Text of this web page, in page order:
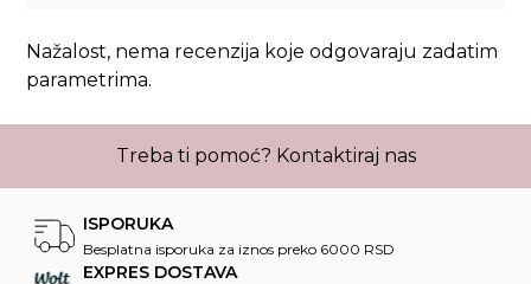
Nažalost, nema recenzija koje odgovaraju zadatim
parametrima.
Treba ti pomoć? Kontaktiraj nas
ISPORUKA
Besplatna isporuka za iznos preko 6000 RSD
EXPRES DOSTAVA